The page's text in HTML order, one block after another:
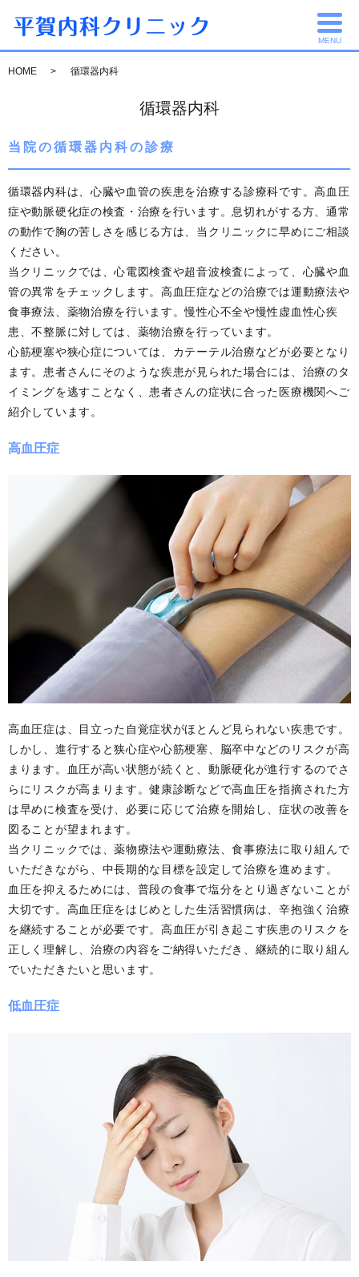
MENU
HOME 循環器内科
循環器内科
当院の循環器内科の診療
循環器内科は、心臓や血管の疾患を治療する診療科です。高血圧
症や動脈硬化症の検査・治療を行います。息切れがする方、通常
の動作で胸の苦しさを感じる方は、当クリニックに早めにご相談
ください。
当クリニックでは、心電図検査や超音波検査によって、心臓や血
管の異常をチェックします。高血圧症などの治療では運動療法や
食事療法、薬物治療を行います。慢性心不全や慢性虚血性心疾
患、不整脈に対しては、薬物治療を行っています。
心筋梗塞や狭心症については、カテーテル治療などが必要となり
ます。患者さんにそのような疾患が見られた場合には、治療のタ
イミングを逃すことなく、患者さんの症状に合った医療機関へご
紹介しています。
高血圧症
高血圧症は、目立った自覚症状がほとんど見られない疾患です。
しかし、進行すると狭心症や心筋梗塞、脳卒中などのリスクが高
まります。血圧が高い状態が続くと、動脈硬化が進行するのでさ
らにリスクが高まります。健康診断などで高血圧を指摘された方
は早めに検査を受け、必要に応じて治療を開始し、症状の改善を
図ることが望まれます。
当クリニックでは、薬物療法や運動療法、食事療法に取り組んで
いただきながら、中長期的な目標を設定して治療を進めます。
血圧を抑えるためには、普段の食事で塩分をとり過ぎないことが
大切です。高血圧症をはじめとした生活習慣病は、辛抱強く治療
を継続することが必要です。高血圧が引き起こす疾患のリスクを
正しく理解し、治療の内容をご納得いただき、継続的に取り組ん
でいただきたいと思います。
低血圧症